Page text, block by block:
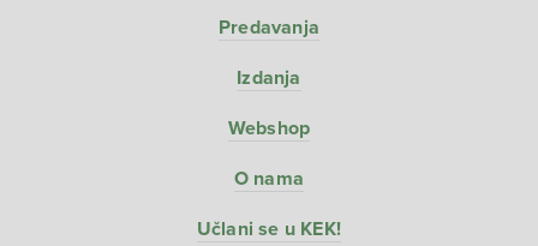
Predavanja
Izdanja
Webshop
O nama
Učlani se u KEK!